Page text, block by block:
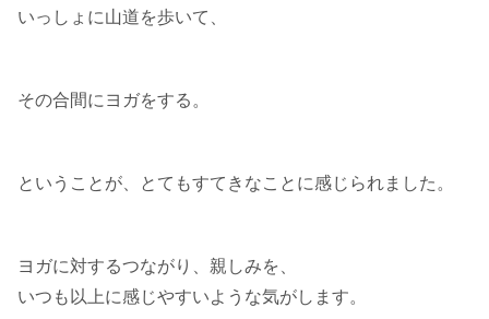
いっしょに山道を歩いて、
その合間にヨガをする。
ということが、とてもすてきなことに感じられました。
ヨガに対するつながり、親しみを、
いつも以上に感じやすいような気がします。